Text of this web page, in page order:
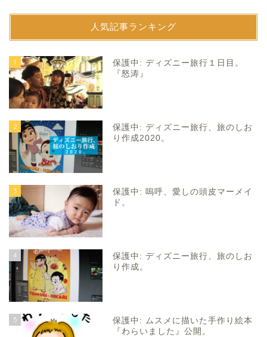
人気記事ランキング
1
保護中: ディズニー旅行１日目。
『怒涛』
2
保護中: ディズニー旅行、旅のしお
り作成2020。
3
保護中: 嗚呼、愛しの頭皮マーメイ
ド。
4
保護中: ディズニー旅行、旅のしお
り作成。
5
保護中: ムスメに描いた手作り絵本
『わらいました』公開。